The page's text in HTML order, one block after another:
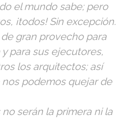
el mundo sabe; pero
¡todos! Sin excepción.
gran provecho para
para sus ejecutores,
los arquitectos; así
nos podemos quejar de
no serán la primera ni la